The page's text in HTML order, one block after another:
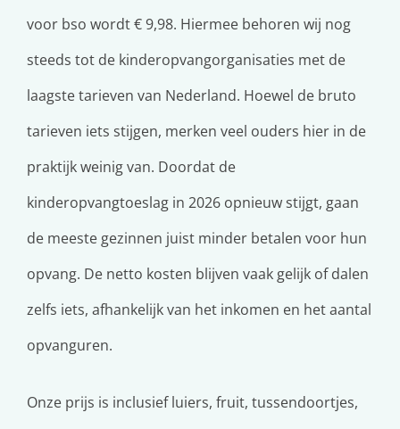
voor bso wordt € 9,98. Hiermee behoren wij nog
steeds tot de kinderopvangorganisaties met de
laagste tarieven van Nederland. Hoewel de bruto
tarieven iets stijgen, merken veel ouders hier in de
praktijk weinig van. Doordat de
kinderopvangtoeslag in 2026 opnieuw stijgt, gaan
de meeste gezinnen juist minder betalen voor hun
opvang. De netto kosten blijven vaak gelijk of dalen
zelfs iets, afhankelijk van het inkomen en het aantal
opvanguren.
Onze prijs is inclusief luiers, fruit, tussendoortjes,